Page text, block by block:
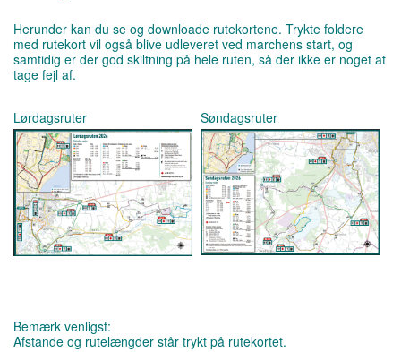
Herunder kan du se og downloade rutekortene. Trykte foldere
med rutekort vil også blive udleveret ved marchens start, og
samtidig er der god skiltning på hele ruten, så der ikke er noget at
tage fejl af.
Lørdagsruter Søndagsruter
Bemærk venligst:
Afstande og rutelængder står trykt på rutekortet.